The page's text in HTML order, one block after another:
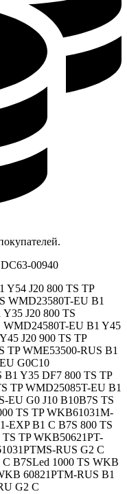
00940
Y54 J20 800 TS TP
WMD23580T-EU B1
J20 800 TS
WMD24580T-EU B1 Y45
J20 900 TS TP
TP WME53500-RUS B1
G0C10
Y35 DF7 800 TS TP
TP WMD25085T-EU B1
EU G0 J10 B10B7S TS
TS TP WKB61031M-
EXP B1 C B7S 800 TS
TP WKB50621PT-
RUS G2 C
B7SLed 1000 TS WKB
60821PTM-RUS B1
G2 C